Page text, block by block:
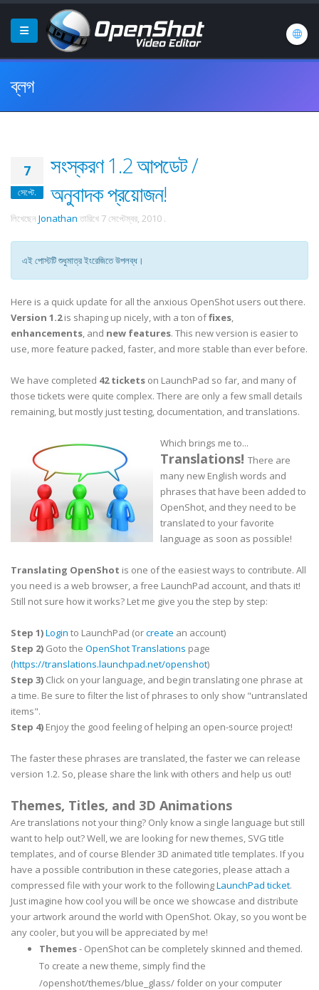
ব্লগ
7
সেপ্টে.
সংস্করণ 1.2 আপডেট /
অনুবাদক প্রয়োজন!
লিখেছেন Jonathan তারিখে 7 সেপ্টেম্বর, 2010 .
এই পোস্টটি শুধুমাত্র ইংরেজিতে উপলব্ধ।
Here is a quick update for all the anxious OpenShot users out there.
Version 1.2is shaping up nicely, with a ton offixes,
enhancements, and new features. This new version is easier to
use, more feature packed, faster, and more stable than ever before.
We have completed 42 tickets on LaunchPad so far, and many of
those tickets were quite complex. There are only a few small details
remaining, but mostly just testing, documentation, and translations.
Which brings me to...
Translations! There are
many new English words and
phrases that have been added to
OpenShot, and they need to be
translated to your favorite
language as soon as possible!
Translating OpenShot is one of the easiest ways to contribute. All
you need is a web browser, a free LaunchPad account, and thats it!
Still not sure how it works? Let me give you the step by step:
Step 1)Login to LaunchPad (orcreate an account)
Step 2) Goto the OpenShot Translations page
(https://translations.launchpad.net/openshot)
Step 3) Click on your language, and begin translating one phrase at
a time. Be sure to filter the list of phrases to only show "untranslated
items".
Step 4) Enjoy the good feeling of helping an open-source project!
The faster these phrases are translated, the faster we can release
version 1.2. So, please share the link with others and help us out!
Themes, Titles, and 3D Animations
Are translations not your thing? Only know a single language but still
want to help out? Well, we are looking for new themes, SVG title
templates, and of course Blender 3D animated title templates. If you
have a possible contribution in these categories, please attach a
compressed file with your work to the followingLaunchPad ticket.
Just imagine how cool you will be once we showcase and distribute
your artwork around the world with OpenShot. Okay, so you wont be
any cooler, but you will be appreciated by me!
Themes- OpenShot can be completely skinned and themed.
To create a new theme, simply find the
/openshot/themes/blue_glass/ folder on your computer